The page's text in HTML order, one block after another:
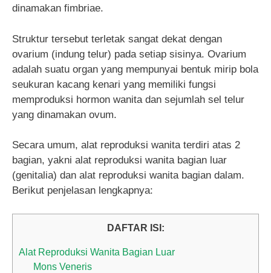
dinamakan fimbriae.
Struktur tersebut terletak sangat dekat dengan
ovarium (indung telur) pada setiap sisinya. Ovarium
adalah suatu organ yang mempunyai bentuk mirip bola
seukuran kacang kenari yang memiliki fungsi
memproduksi hormon wanita dan sejumlah sel telur
yang dinamakan ovum.
Secara umum, alat reproduksi wanita terdiri atas 2
bagian, yakni alat reproduksi wanita bagian luar
(genitalia) dan alat reproduksi wanita bagian dalam.
Berikut penjelasan lengkapnya:
DAFTAR ISI:
Alat Reproduksi Wanita Bagian Luar
Mons Veneris